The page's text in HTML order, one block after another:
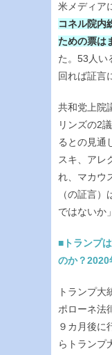
米メディア
コネル院内
ための票は
た。53人い
回れば証言
共和党上院
リンズの2
るとの見通
スキ、アレ
れ、マカウ
（の証言
ではないか
■トランプ
のか？2020
トランプ大
ポローネ法
９カ月後に
らトランプ